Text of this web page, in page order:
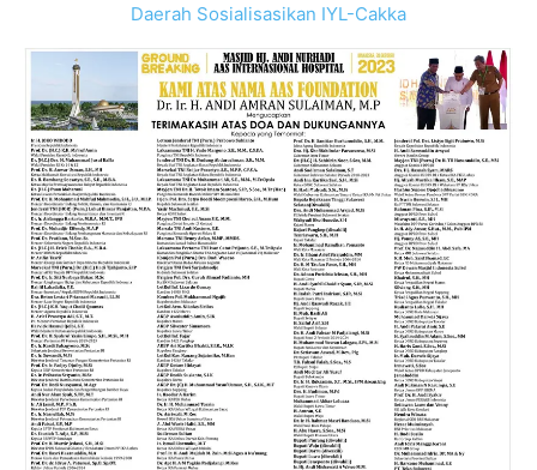
Daerah Sosialisasikan IYL-Cakka